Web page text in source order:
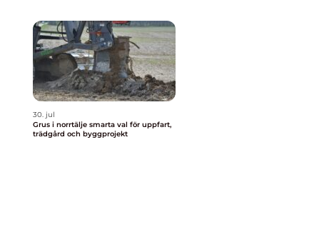
30. jul
Grus i norrtälje smarta val för uppfart,
trädgård och byggprojekt